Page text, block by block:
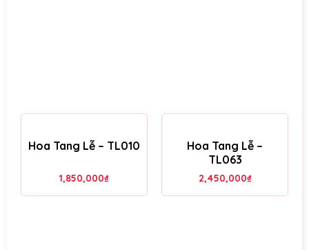
Hoa Tang Lễ – TL010
1,850,000₫
Hoa Tang Lễ –
TL063
2,450,000₫